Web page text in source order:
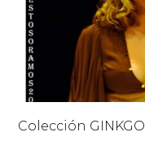
Colección GINKGO